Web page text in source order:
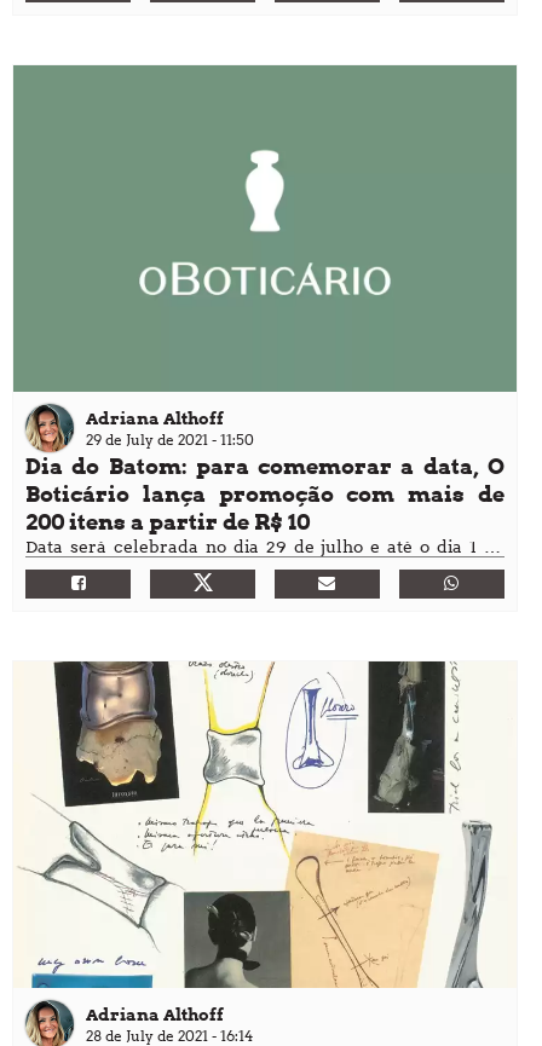
Adriana Althoff
29 de July de 2021 - 11:50
Dia do Batom: para comemorar a data, O
Boticário lança promoção com mais de
200 itens a partir de R$ 10
Data será celebrada no dia 29 de julho e até o dia 1 de
agosto os produtos chegam a ter descontos acima de 60%
Adriana Althoff
28 de July de 2021 - 16:14